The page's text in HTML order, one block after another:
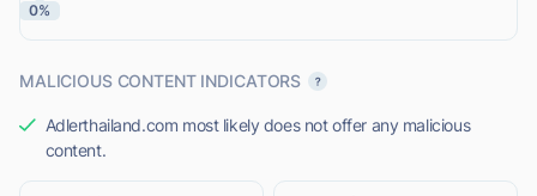
0%
MALICIOUS CONTENT INDICATORS
Adlerthailand.com most likely does not offer any malicious
content.